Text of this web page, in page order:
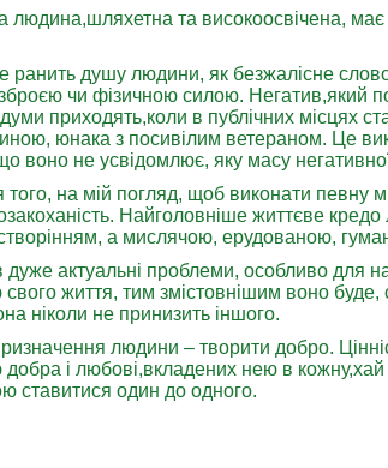
та високоосвічена,
ранить душу людини, як безжалісне
чи фізичною силою. Негатив,який
приходять,коли в публічних місцях
юнака з посивілим ветераном. Це
воно не усвідомлює, яку масу
на мій погляд, щоб виконати певну
Найголовніше життєве
а мислячою, ерудованою,
актуальні проблеми, особливо для
життя, тим змістовнішим воно
ніколи не принизить іншого.
людини – творити добро.
добра і любові,вкладених нею в
ставитися один до одного.